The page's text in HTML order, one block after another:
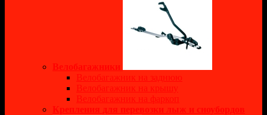
Велобагажники
Велобагажник на заднюю
Велобагажник на крышу
Велобагажник на фаркоп
Крепления для перевозки лыж и сноубордов